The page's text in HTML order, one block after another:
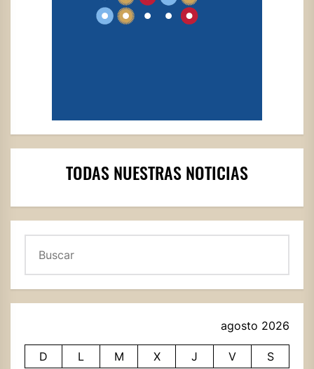
TODAS NUESTRAS NOTICIAS
agosto 2026
D L M X J V
S